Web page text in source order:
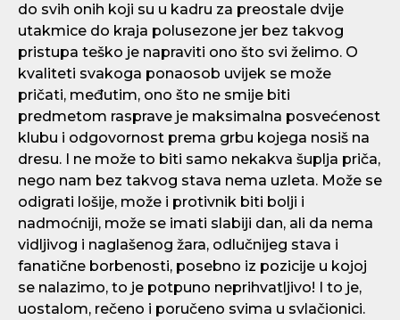
do svih onih koji su u kadru za preostale dvije
utakmice do kraja polusezone jer bez takvog
pristupa teško je napraviti ono što svi želimo. O
kvaliteti svakoga ponaosob uvijek se može
pričati, međutim, ono što ne smije biti
predmetom rasprave je maksimalna posvećenost
klubu i odgovornost prema grbu kojega nosiš na
dresu. I ne može to biti samo nekakva šuplja priča,
nego nam bez takvog stava nema uzleta. Može se
odigrati lošije, može i protivnik biti bolji i
nadmoćniji, može se imati slabiji dan, ali da nema
vidljivog i naglašenog žara, odlučnijeg stava i
fanatične borbenosti, posebno iz pozicije u kojoj
se nalazimo, to je potpuno neprihvatljivo! I to je,
uostalom, rečeno i poručeno svima u svlačionici.